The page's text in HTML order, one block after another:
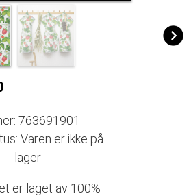
763691901
Varen er ikke på
lager
er laget av 100%